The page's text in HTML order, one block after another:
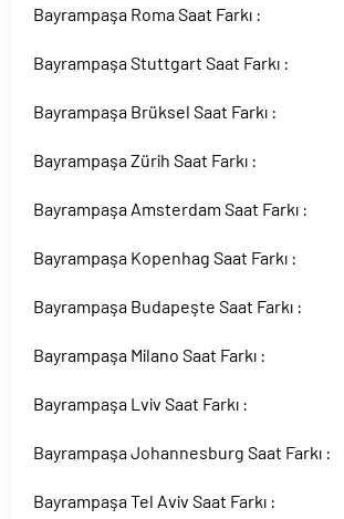
Bayrampaşa Roma Saat Farkı :
Bayrampaşa Stuttgart Saat Farkı :
Bayrampaşa Brüksel Saat Farkı :
Bayrampaşa Zürih Saat Farkı :
Bayrampaşa Amsterdam Saat Farkı :
Bayrampaşa Kopenhag Saat Farkı :
Bayrampaşa Budapeşte Saat Farkı :
Bayrampaşa Milano Saat Farkı :
Bayrampaşa Lviv Saat Farkı :
Bayrampaşa Johannesburg Saat Farkı :
Bayrampaşa Tel Aviv Saat Farkı :